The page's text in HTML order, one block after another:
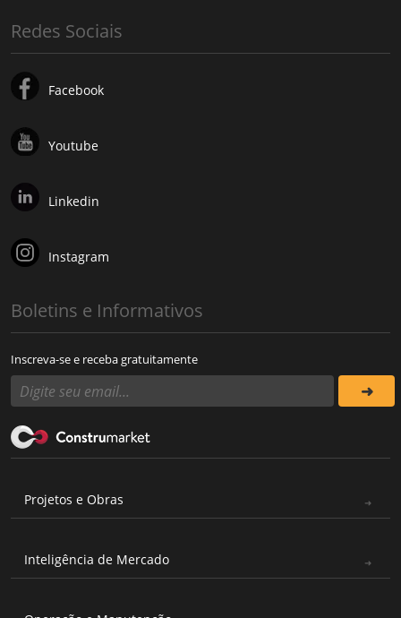
Redes Sociais
Facebook
Youtube
Linkedin
Instagram
Boletins e Informativos
Inscreva-se e receba gratuitamente
Projetos e Obras
Inteligência de Mercado